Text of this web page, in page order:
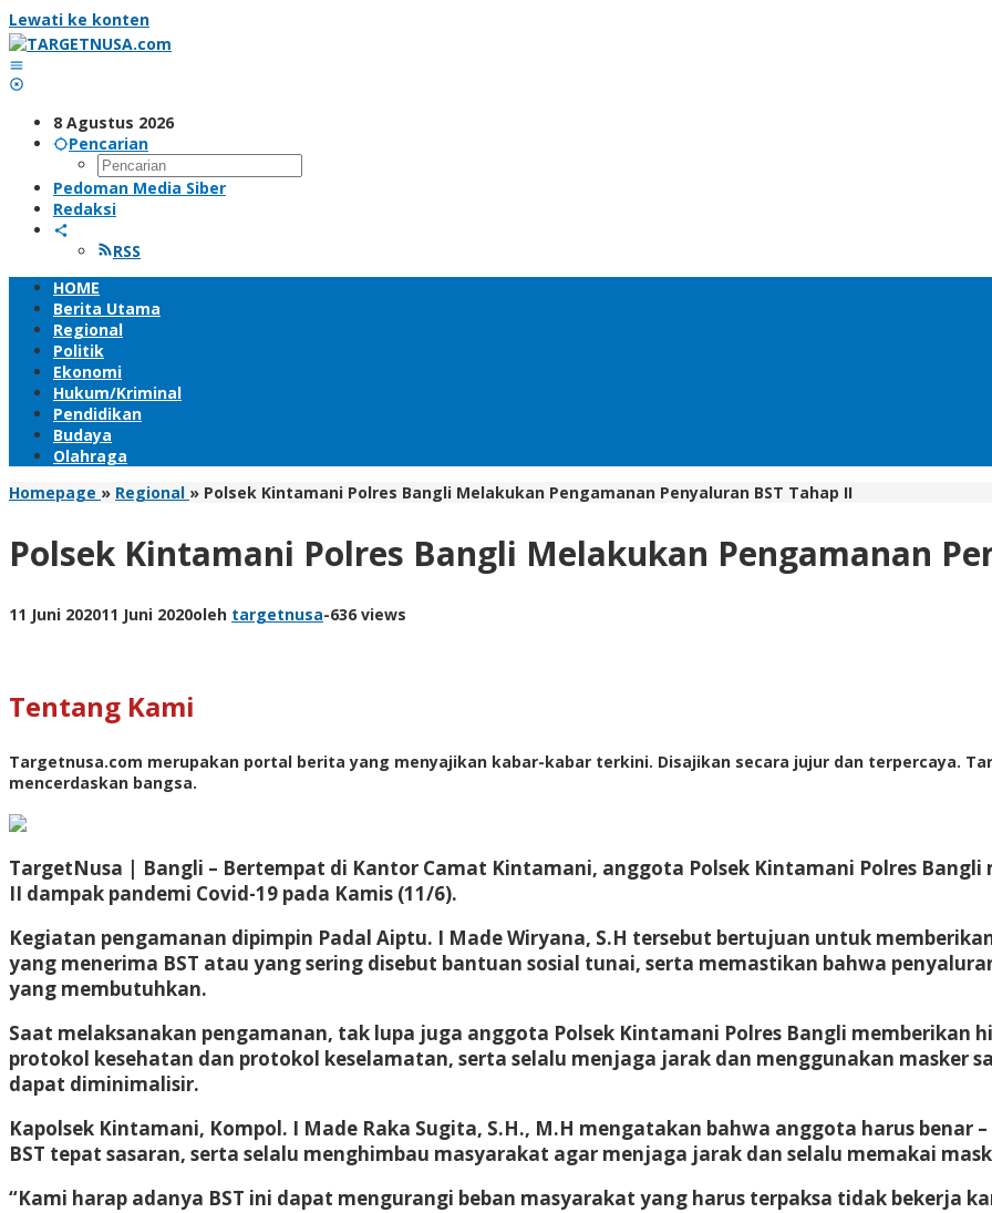
Lewati ke konten
8 Agustus 2026
Pencarian
Pedoman Media Siber
Redaksi
RSS
HOME
Berita Utama
Regional
Politik
Ekonomi
Hukum/Kriminal
Pendidikan
Budaya
Olahraga
Homepage » Regional » Polsek Kintamani Polres Bangli Melakukan Pengamanan Penyaluran BST Tahap II
Polsek Kintamani Polres Bangli Melakukan Pengamanan
11 Juni 202011 Juni 2020oleh targetnusa-636 views
Tentang Kami
Targetnusa.com merupakan portal berita yang menyajikan kabar-kabar terkini. Disajikan secara jujur dan terpercaya.
mencerdaskan bangsa.
TargetNusa | Bangli – Bertempat di Kantor Camat Kintamani, anggota Polsek Kintamani Polres
II dampak pandemi Covid-19 pada Kamis (11/6).
Kegiatan pengamanan dipimpin Padal Aiptu. I Made Wiryana, S.H tersebut bertujuan untuk
yang menerima BST atau yang sering disebut bantuan sosial tunai, serta memastikan bahwa
yang membutuhkan.
Saat melaksanakan pengamanan, tak lupa juga anggota Polsek Kintamani Polres Bangli memberikan
protokol kesehatan dan protokol keselamatan, serta selalu menjaga jarak dan menggunakan masker
dapat diminimalisir.
Kapolsek Kintamani, Kompol. I Made Raka Sugita, S.H., M.H mengatakan bahwa anggota harus
BST tepat sasaran, serta selalu menghimbau masyarakat agar menjaga jarak dan selalu memakai
“Kami harap adanya BST ini dapat mengurangi beban masyarakat yang harus terpaksa tidak bekerja